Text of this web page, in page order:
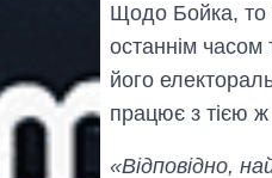
Щодо Бойка, то
останнім часом
його
працює з тією
«Відповідно,